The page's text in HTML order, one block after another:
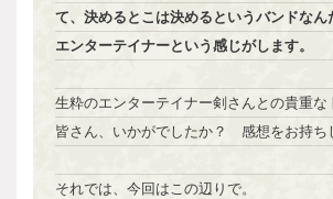
て、決めるとこは決めるというバンドなん
エンターテイナーという感じがします。
生粋のエンターテイナー剣さんとの貴重な
皆さん、いかがでしたか？ 感想をお持ち
それでは、今回はこの辺りで。